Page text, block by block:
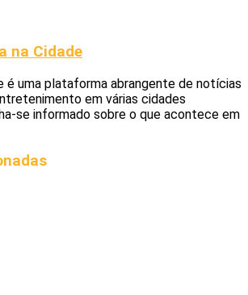
na Cidade
é uma plataforma abrangente de notícias
em várias cidades
se informado sobre o que acontece em